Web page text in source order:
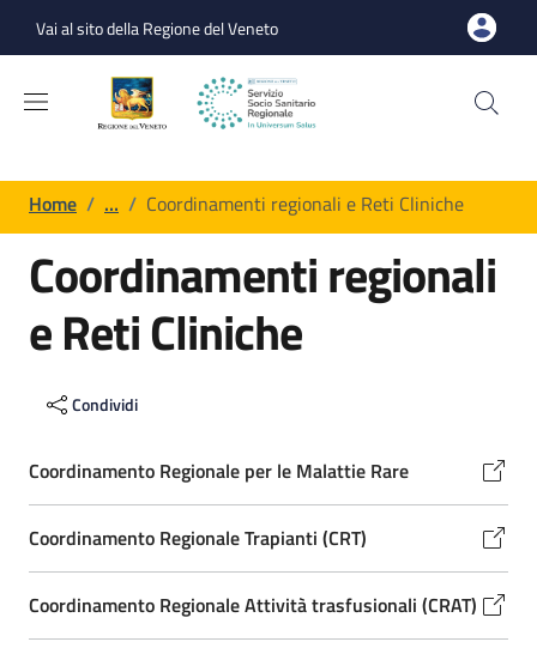
Vai al sito della Regione del Veneto
Briciole di pane
Home / … / Coordinamenti regionali e Reti Cliniche
Coordinamenti regionali
e Reti Cliniche
Elenco dei link
Condividi
Coordinamento Regionale per le Malattie Rare
Coordinamento Regionale Trapianti (CRT)
Coordinamento Regionale Attività trasfusionali (CRAT)